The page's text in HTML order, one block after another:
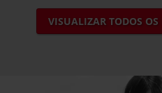
VISUALIZAR TODOS OS